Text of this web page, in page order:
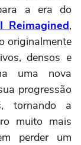
a era do
Reimagined,
originalmente
densos e
uma nova
progressão
tornando a
muito mais
perder um